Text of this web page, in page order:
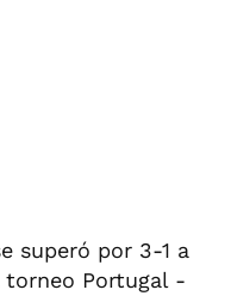
superó por 3-1 a
torneo Portugal -